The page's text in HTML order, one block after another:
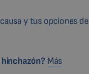
y tus opciones de
Más